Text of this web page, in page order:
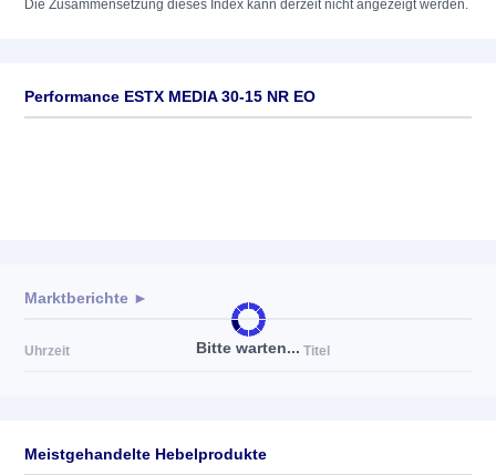
Die Zusammensetzung dieses Index kann derzeit nicht angezeigt werden.
Performance ESTX MEDIA 30-15 NR EO
Bitte warten...
Marktberichte ►
Uhrzeit Titel
Meistgehandelte Hebelprodukte